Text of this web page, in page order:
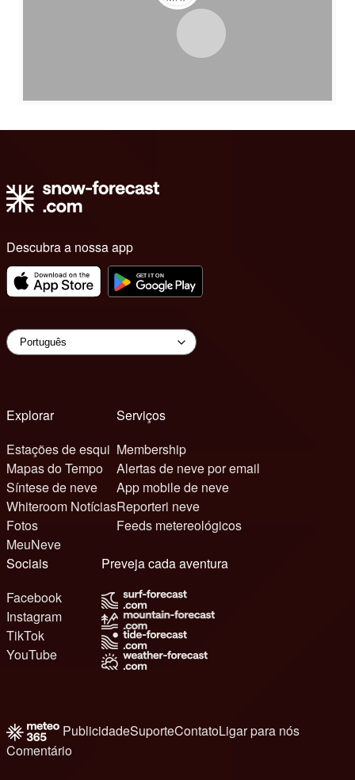
Descubra a nossa app
Explorar
Estações de esqui
Mapas do Tempo
Síntese de neve
Whiteroom Notícias
Fotos
MeuNeve
Serviços
Membership
Alertas de neve por email
App mobile de neve
Reporteri neve
Feeds metereológicos
Sociais
Facebook
Instagram
TikTok
YouTube
Preveja cada aventura
PublicidadeSuporteContatoLigar para nós
Comentário